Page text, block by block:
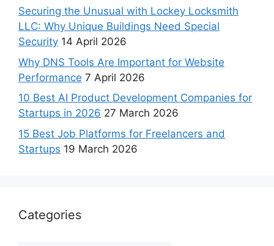
Securing the Unusual with Lockey Locksmith
LLC: Why Unique Buildings Need Special
Security 14 April 2026
Why DNS Tools Are Important for Website
Performance 7 April 2026
10 Best AI Product Development Companies for
Startups in 2026 27 March 2026
15 Best Job Platforms for Freelancers and
Startups 19 March 2026
Categories